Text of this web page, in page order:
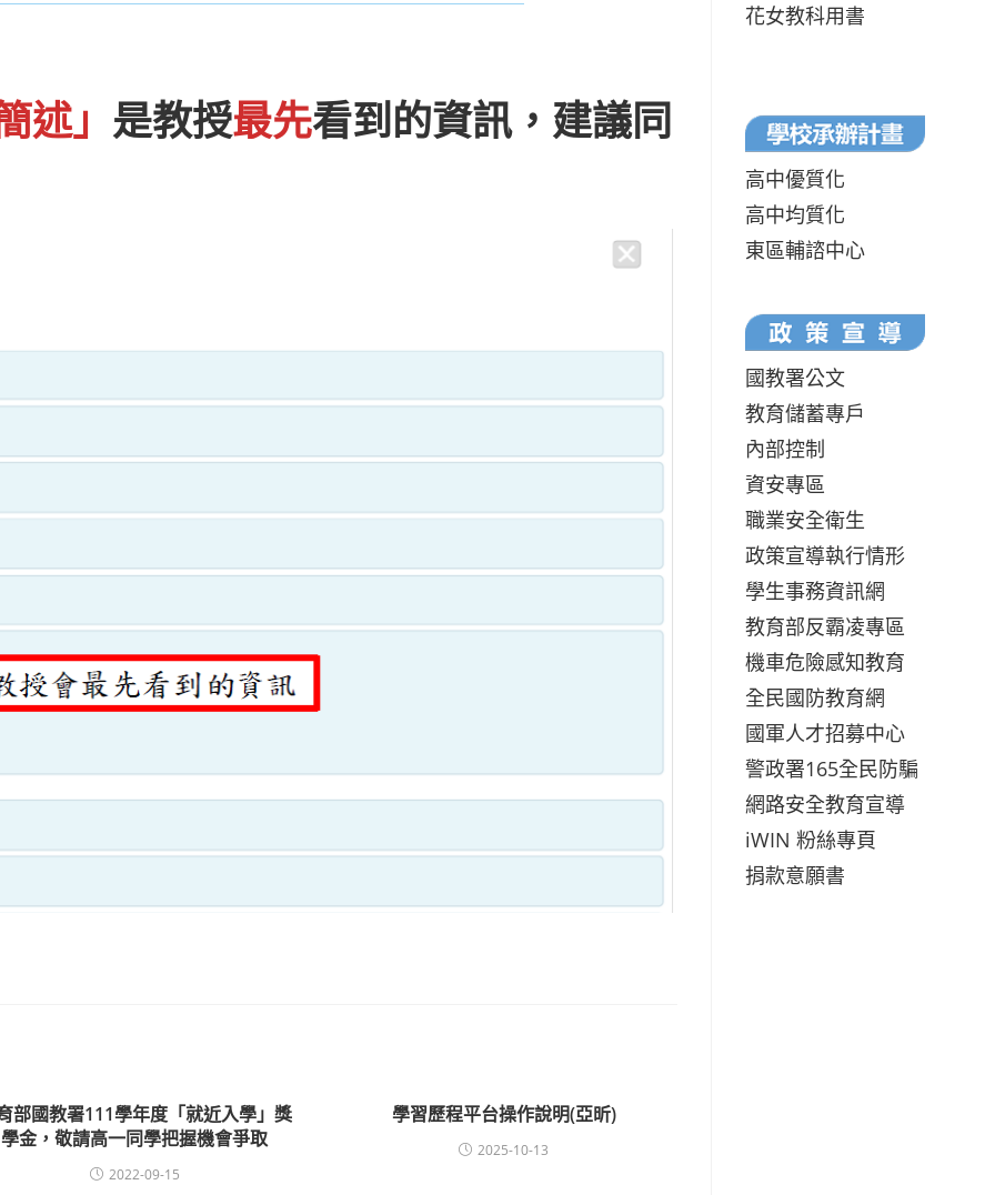
述」 是教授最先看到的資訊，建議同
部國教署111學年度「就近入學」獎
學金，敬請高一同學把握機會爭取
2022-09-15
學習歷程平台操作說明(亞昕)
2025-10-13
花女教科用書
高中優質化
高中均質化
東區輔諮中心
國教署公文
教育儲蓄專戶
內部控制
資安專區
職業安全衛生
政策宣導執行情形
學生事務資訊網
教育部反霸凌專區
機車危險感知教育
全民國防教育網
國軍人才招募中心
警政署165全民防騙
網路安全教育宣導
iWIN 粉絲專頁
捐款意願書